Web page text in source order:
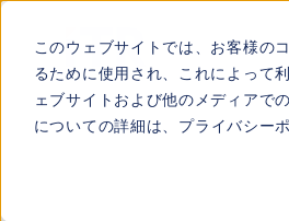
このウェブサイトでは、お客様の
るために使用され、これによって
ェブサイトおよび他のメディアで
についての詳細は、 プライバシー
TOP レポート・ライブラリ